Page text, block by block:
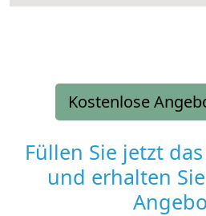
Kostenlose
Füllen Sie jetzt
und erhalten